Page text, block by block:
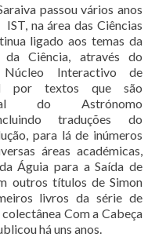
passou vários anos
na área das Ciências
ligado aos temas da
da Ciência, através do
Interactivo de
por textos que são
do Astrónomo
traduções do
para lá de inúmeros
áreas académicas,
Águia para a Saída de
outros títulos de Simon
livros da série de
Com a Cabeça
há uns anos.